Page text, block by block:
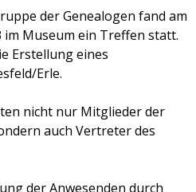
der Genealogen fand am
im Museum ein Treffen statt.
Erstellung eines
Erle.
nicht nur Mitglieder der
auch Vertreter des
der Anwesenden durch